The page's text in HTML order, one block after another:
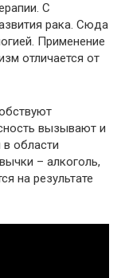
С
рака. Сюда
Применение
отличается от
вызывают и
области
– алкоголь,
на результате